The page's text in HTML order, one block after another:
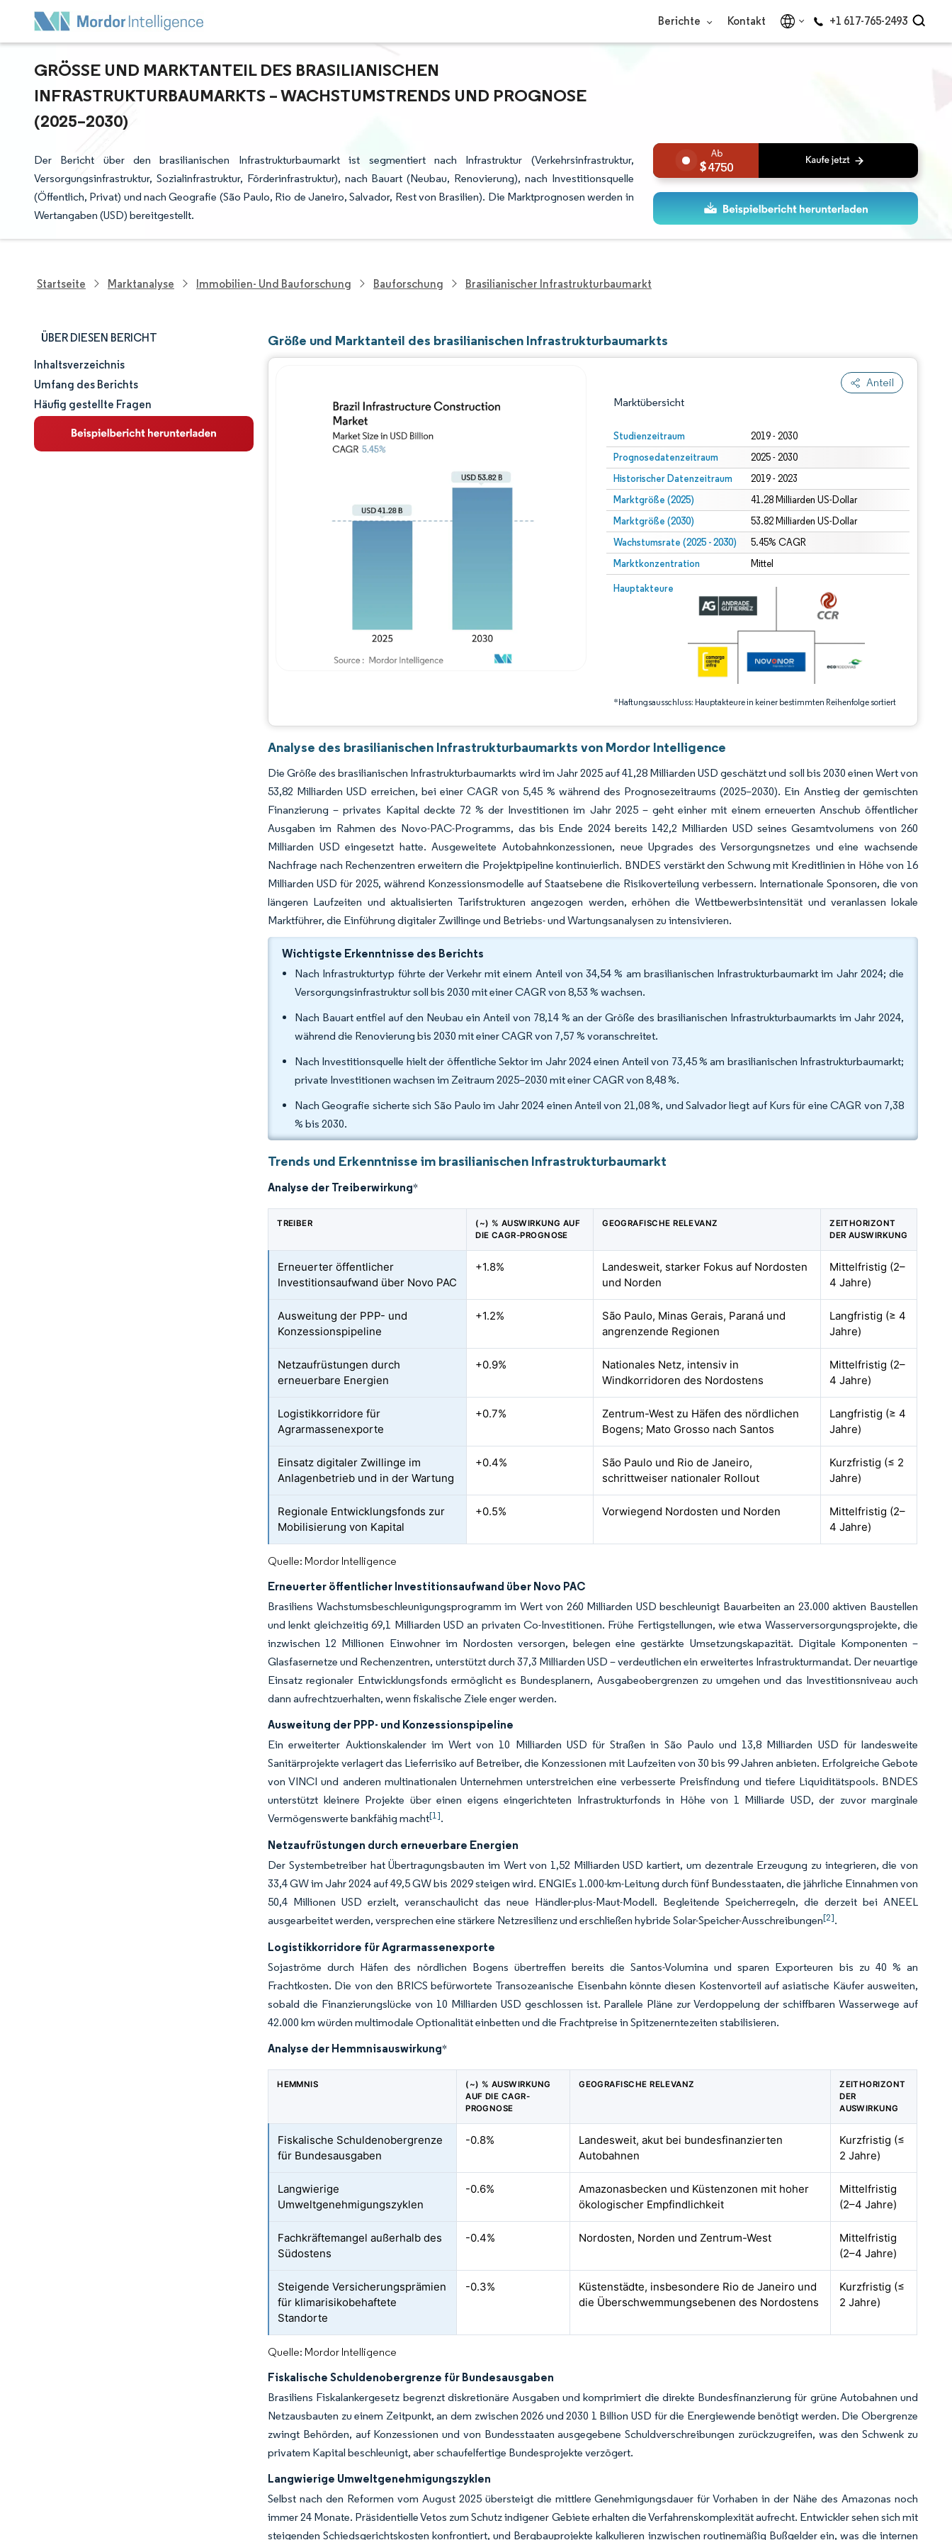
Berichte Kontakt +1 617-765-2493
GRÖSSE UND MARKTANTEIL DES BRASILIANISCHEN I
NFRASTRUKTURBAUMARKTS – WACHSTUMSTRENDS UND PROGNOSE (
2025–2030)
Der Bericht über den brasilianischen Infrastrukturbaumarkt ist segmentiert nach Infrastruktur (Verkehrsinfrastruktur,
Versorgungsinfrastruktur, Sozialinfrastruktur, Förderinfrastruktur), nach Bauart (Neubau, Renovierung), nach Investitionsquelle
(Öffentlich, Privat) und nach Geografie (São Paulo, Rio de Janeiro, Salvador, Rest von Brasilien). Die Marktprognosen werden in
Wertangaben (USD) bereitgestellt.
4750
Startseite Marktanalyse Immobilien- Und Bauforschung Bauforschung Brasilianischer Infrastrukturbaumarkt
ÜBER DIESEN BERICHT
Marktgröße und -anteil
Marktanalyse
Trends und Einblicke
Inhaltsverzeichnis
Umfang des Berichts
Häufig gestellte Fragen
Größe und Marktanteil des brasilianischen Infrastrukturbaumarkts
Anteil
Marktübersicht
Studienzeitraum 2019 - 2030
Prognosedatenzeitraum 2025 - 2030
Historischer Datenzeitraum 2019 - 2023
Marktgröße (2025) 41.28 Milliarden US-Dollar
Marktgröße (2030) 53.82 Milliarden US-Dollar
Wachstumsrate (2025 - 2030) 5.45% CAGR
Marktkonzentration Mittel
Hauptakteure
*Haftungsausschluss: Hauptakteure in keiner bestimmten Reihenfolge sortiert
Bild © Mordor Intelligence. Wiederverwendung erfordert Namensnennung gemäß CC BY 4.0.
Bild © Mordor Intelligence. Wiederverwendung erfordert Namensnennung gemäß CC BY 4.0.
Analyse des brasilianischen Infrastrukturbaumarkts von Mordor Intelligence
Die Größe des brasilianischen Infrastrukturbaumarkts wird im Jahr 2025 auf 41,28 Milliarden USD geschätzt und soll bis 2030 einen Wert von
53,82 Milliarden USD erreichen, bei einer CAGR von 5,45 % während des Prognosezeitraums (2025–2030). Ein Anstieg der gemischten
Finanzierung – privates Kapital deckte 72 % der Investitionen im Jahr 2025 – geht einher mit einem erneuerten Anschub öffentlicher
Ausgaben im Rahmen des Novo-PAC-Programms, das bis Ende 2024 bereits 142,2 Milliarden USD seines Gesamtvolumens von 260
Milliarden USD eingesetzt hatte. Ausgeweitete Autobahnkonzessionen, neue Upgrades des Versorgungsnetzes und eine wachsende
Nachfrage nach Rechenzentren erweitern die Projektpipeline kontinuierlich. BNDES verstärkt den Schwung mit Kreditlinien in Höhe von 16
Milliarden USD für 2025, während Konzessionsmodelle auf Staatsebene die Risikoverteilung verbessern. Internationale Sponsoren, die von
längeren Laufzeiten und aktualisierten Tarifstrukturen angezogen werden, erhöhen die Wettbewerbsintensität und veranlassen lokale
Marktführer, die Einführung digitaler Zwillinge und Betriebs- und Wartungsanalysen zu intensivieren.
Wichtigste Erkenntnisse des Berichts
Nach Infrastrukturtyp führte der Verkehr mit einem Anteil von 34,54 % am brasilianischen Infrastrukturbaumarkt im Jahr 2024; die
Versorgungsinfrastruktur soll bis 2030 mit einer CAGR von 8,53 % wachsen.
Nach Bauart entfiel auf den Neubau ein Anteil von 78,14 % an der Größe des brasilianischen Infrastrukturbaumarkts im Jahr 2024,
während die Renovierung bis 2030 mit einer CAGR von 7,57 % voranschreitet.
Nach Investitionsquelle hielt der öffentliche Sektor im Jahr 2024 einen Anteil von 73,45 % am brasilianischen Infrastrukturbaumarkt;
private Investitionen wachsen im Zeitraum 2025–2030 mit einer CAGR von 8,48 %.
Nach Geografie sicherte sich São Paulo im Jahr 2024 einen Anteil von 21,08 %, und Salvador liegt auf Kurs für eine CAGR von 7,38
% bis 2030.
Trends und Erkenntnisse im brasilianischen Infrastrukturbaumarkt
Analyse der Treiberwirkung*
TREIBER
(~) % AUSWIRKUNG AUF
DIE CAGR-PROGNOSE
GEOGRAFISCHE RELEVANZ
ZEITHORIZONT
DER AUSWIRKUNG
Erneuerter öffentlicher
Investitionsaufwand über Novo PAC
+1.8%
Landesweit, starker Fokus auf Nordosten
und Norden
Mittelfristig (2–
4 Jahre)
Ausweitung der PPP- und
Konzessionspipeline
+1.2%
São Paulo, Minas Gerais, Paraná und
angrenzende Regionen
Langfristig (≥ 4
Jahre)
Netzaufrüstungen durch
erneuerbare Energien
+0.9%
Nationales Netz, intensiv in
Windkorridoren des Nordostens
Mittelfristig (2–
4 Jahre)
Logistikkorridore für
Agrarmassenexporte
+0.7%
Zentrum-West zu Häfen des nördlichen
Bogens; Mato Grosso nach Santos
Langfristig (≥ 4
Jahre)
Einsatz digitaler Zwillinge im
Anlagenbetrieb und in der Wartung
+0.4%
São Paulo und Rio de Janeiro,
schrittweiser nationaler Rollout
Kurzfristig (≤ 2
Jahre)
Regionale Entwicklungsfonds zur
Mobilisierung von Kapital
+0.5% Vorwiegend Nordosten und Norden
Mittelfristig (2–
4 Jahre)
Quelle: Mordor Intelligence
Erneuerter öffentlicher Investitionsaufwand über Novo PAC
Brasiliens Wachstumsbeschleunigungsprogramm im Wert von 260 Milliarden USD beschleunigt Bauarbeiten an 23.000 aktiven Baustellen
und lenkt gleichzeitig 69,1 Milliarden USD an privaten Co-Investitionen. Frühe Fertigstellungen, wie etwa Wasserversorgungsprojekte, die
inzwischen 12 Millionen Einwohner im Nordosten versorgen, belegen eine gestärkte Umsetzungskapazität. Digitale Komponenten –
Glasfasernetze und Rechenzentren, unterstützt durch 37,3 Milliarden USD – verdeutlichen ein erweitertes Infrastrukturmandat. Der neuartige
Einsatz regionaler Entwicklungsfonds ermöglicht es Bundesplanern, Ausgabeobergrenzen zu umgehen und das Investitionsniveau auch
dann aufrechtzuerhalten, wenn fiskalische Ziele enger werden.
Ausweitung der PPP- und Konzessionspipeline
Ein erweiterter Auktionskalender im Wert von 10 Milliarden USD für Straßen in São Paulo und 13,8 Milliarden USD für landesweite
Sanitärprojekte verlagert das Lieferrisiko auf Betreiber, die Konzessionen mit Laufzeiten von 30 bis 99 Jahren anbieten. Erfolgreiche Gebote
von VINCI und anderen multinationalen Unternehmen unterstreichen eine verbesserte Preisfindung und tiefere Liquiditätspools. BNDES
unterstützt kleinere Projekte über einen eigens eingerichteten Infrastrukturfonds in Höhe von 1 Milliarde USD, der zuvor marginale
Vermögenswerte bankfähig macht[1].
Netzaufrüstungen durch erneuerbare Energien
Der Systembetreiber hat Übertragungsbauten im Wert von 1,52 Milliarden USD kartiert, um dezentrale Erzeugung zu integrieren, die von
33,4 GW im Jahr 2024 auf 49,5 GW bis 2029 steigen wird. ENGIEs 1.000-km-Leitung durch fünf Bundesstaaten, die jährliche Einnahmen von
50,4 Millionen USD erzielt, veranschaulicht das neue Händler-plus-Maut-Modell. Begleitende Speicherregeln, die derzeit bei ANEEL
ausgearbeitet werden, versprechen eine stärkere Netzresilienz und erschließen hybride Solar-Speicher-Ausschreibungen[2].
Logistikkorridore für Agrarmassenexporte
Sojaströme durch Häfen des nördlichen Bogens übertreffen bereits die Santos-Volumina und sparen Exporteuren bis zu 40 % an
Frachtkosten. Die von den BRICS befürwortete Transozeanische Eisenbahn könnte diesen Kostenvorteil auf asiatische Käufer ausweiten,
sobald die Finanzierungslücke von 10 Milliarden USD geschlossen ist. Parallele Pläne zur Verdoppelung der schiffbaren Wasserwege auf
42.000 km würden multimodale Optionalität einbetten und die Frachtpreise in Spitzenerntezeiten stabilisieren.
Analyse der Hemmnisauswirkung*
HEMMNIS
(~) % AUSWIRKUNG
AUF DIE CAGR-
PROGNOSE
GEOGRAFISCHE RELEVANZ
ZEITHORIZONT
DER
AUSWIRKUNG
Fiskalische Schuldenobergrenze
für Bundesausgaben
-0.8%
Landesweit, akut bei bundesfinanzierten
Autobahnen
Kurzfristig (≤
2 Jahre)
Langwierige
Umweltgenehmigungszyklen
-0.6%
Amazonasbecken und Küstenzonen mit hoher
ökologischer Empfindlichkeit
Mittelfristig
(2–4 Jahre)
Fachkräftemangel außerhalb des
Südostens
-0.4% Nordosten, Norden und Zentrum-West
Mittelfristig
(2–4 Jahre)
Steigende Versicherungsprämien
für klimarisikobehaftete
Standorte
-0.3%
Küstenstädte, insbesondere Rio de Janeiro und
die Überschwemmungsebenen des Nordostens
Kurzfristig (≤
2 Jahre)
Quelle: Mordor Intelligence
Fiskalische Schuldenobergrenze für Bundesausgaben
Brasiliens Fiskalankergesetz begrenzt diskretionäre Ausgaben und komprimiert die direkte Bundesfinanzierung für grüne Autobahnen und
Netzausbauten zu einem Zeitpunkt, an dem zwischen 2026 und 2030 1 Billion USD für die Energiewende benötigt werden. Die Obergrenze
zwingt Behörden, auf Konzessionen und von Bundesstaaten ausgegebene Schuldverschreibungen zurückzugreifen, was den Schwenk zu
privatem Kapital beschleunigt, aber schaufelfertige Bundesprojekte verzögert.
Langwierige Umweltgenehmigungszyklen
Selbst nach den Reformen vom August 2025 übersteigt die mittlere Genehmigungsdauer für Vorhaben in der Nähe des Amazonas noch
immer 24 Monate. Präsidentielle Vetos zum Schutz indigener Gebiete erhalten die Verfahrenskomplexität aufrecht. Entwickler sehen sich mit
steigenden Schiedsgerichtskosten konfrontiert, und Bergbauprojekte kalkulieren inzwischen routinemäßig Bußgelder ein, was die internen